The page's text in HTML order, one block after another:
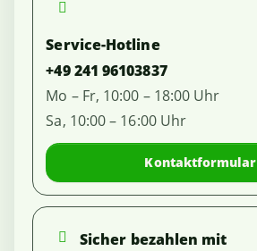
Service-Hotline
+49 241 96103837
Mo – Fr, 10:00 – 18:00 Uhr
Sa, 10:00 – 16:00 Uhr
Kontaktformular
Sicher bezahlen mit